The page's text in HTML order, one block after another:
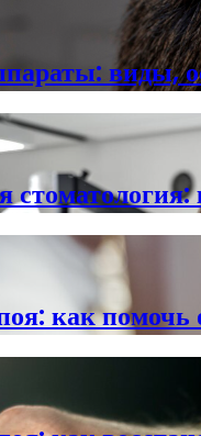
виды,
стоматология:
как помочь